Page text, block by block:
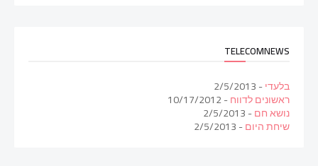
TELECOMNEWS
בלעדי- 2/5/2013
ראשונים לדווח- 10/17/2012
נושא חם- 2/5/2013
שיחת היום- 2/5/2013